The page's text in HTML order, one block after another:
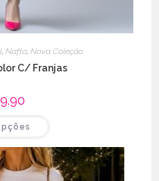
Nafta Nova Coleção
C/ Franjas
product
multiple
variants.
The
options